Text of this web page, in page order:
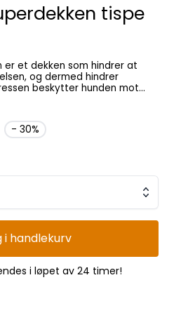
tispe
et dekken som hindrer at
og dermed hindrer
beskytter hunden mot
stramt. Normalt sett bør
på den aktuelle
på dekkenet, som tilsvarer
hundens skulderblad til
det kommer inn snø.
så
hjelper vi deg så godt vi kan. Søkeord: postkassen
- 30%
i handlekurv
i løpet av 24 timer!